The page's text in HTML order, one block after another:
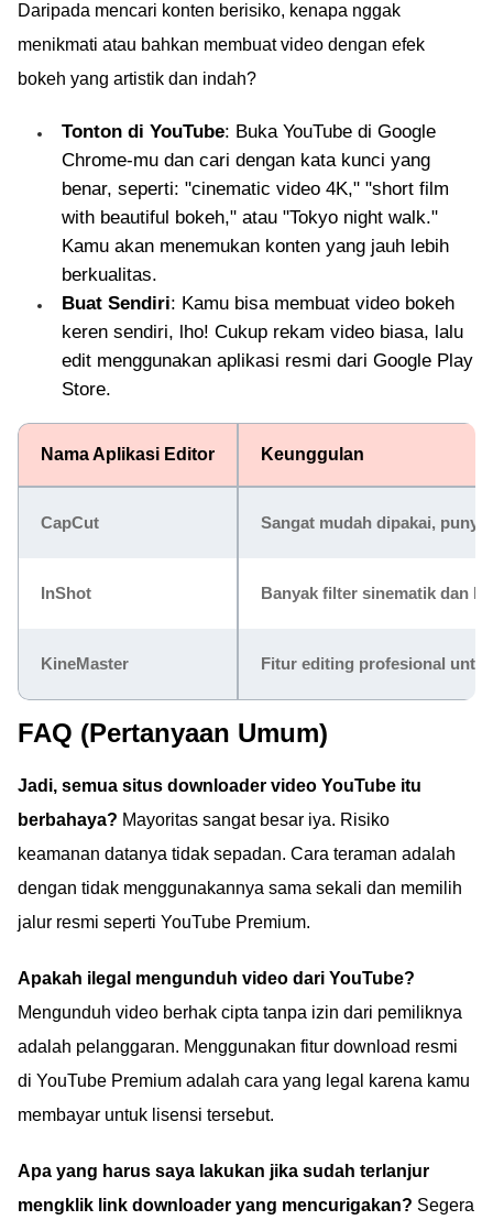
Daripada mencari konten berisiko, kenapa nggak
menikmati atau bahkan membuat video dengan efek
bokeh yang artistik dan indah?
Tonton di YouTube: Buka YouTube di Google
Chrome-mu dan cari dengan kata kunci yang
benar, seperti: "cinematic video 4K," "short film
with beautiful bokeh," atau "Tokyo night walk."
Kamu akan menemukan konten yang jauh lebih
berkualitas.
Buat Sendiri: Kamu bisa membuat video bokeh
keren sendiri, lho! Cukup rekam video biasa, lalu
edit menggunakan aplikasi resmi dari Google Play
Store.
Nama Aplikasi Editor Keunggulan
CapCut Sangat mudah dipakai,
InShot Banyak filter sinematik dan
KineMaster Fitur editing profesional
FAQ (Pertanyaan Umum)
Jadi, semua situs downloader video YouTube itu
berbahaya? Mayoritas sangat besar iya. Risiko
keamanan datanya tidak sepadan. Cara teraman adalah
dengan tidak menggunakannya sama sekali dan memilih
jalur resmi seperti YouTube Premium.
Apakah ilegal mengunduh video dari YouTube?
Mengunduh video berhak cipta tanpa izin dari pemiliknya
adalah pelanggaran. Menggunakan fitur download resmi
di YouTube Premium adalah cara yang legal karena kamu
membayar untuk lisensi tersebut.
Apa yang harus saya lakukan jika sudah terlanjur
mengklik link downloader yang mencurigakan? Segera